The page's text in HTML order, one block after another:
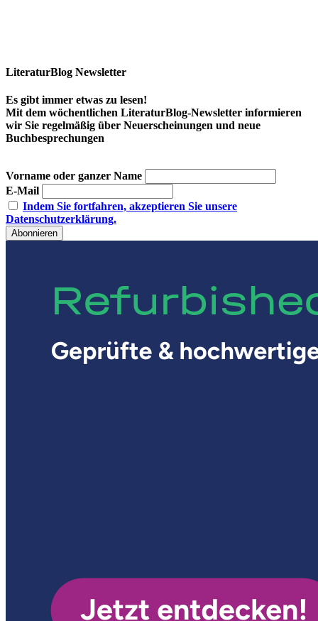
LiteraturBlog Newsletter
Es gibt immer etwas zu lesen!
Mit dem wöchentlichen LiteraturBlog-Newsletter informieren
wir Sie regelmäßig über Neuerscheinungen und neue
Buchbesprechungen
Vorname oder ganzer Name
E-Mail
Indem Sie fortfahren, akzeptieren Sie unsere
Datenschutzerklärung.